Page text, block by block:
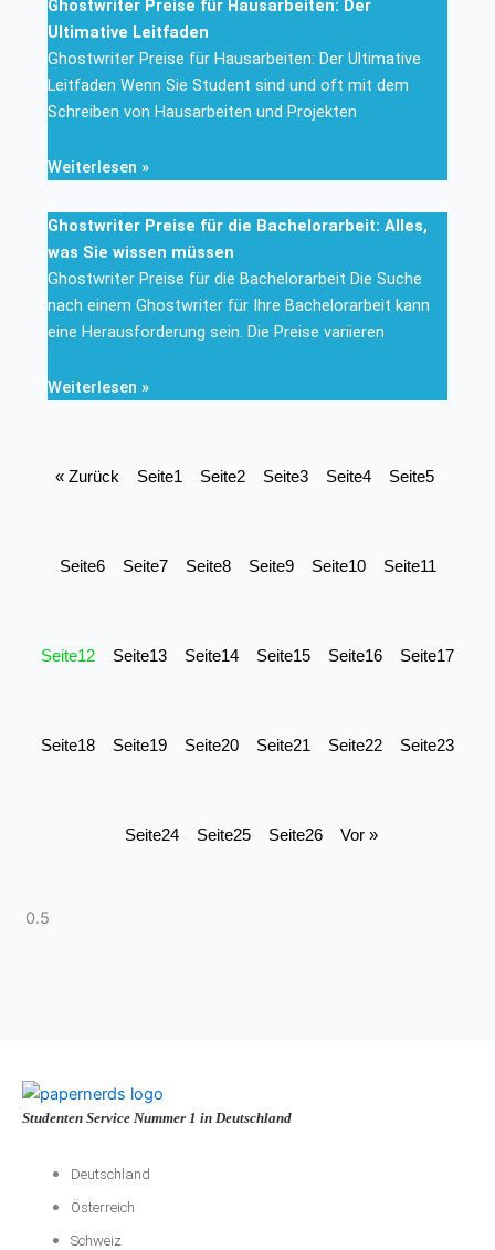
Ghostwriter Preise für Hausarbeiten: Der
Ultimative Leitfaden
Ghostwriter Preise für Hausarbeiten: Der Ultimative
Leitfaden Wenn Sie Student sind und oft mit dem
Schreiben von Hausarbeiten und Projekten
Weiterlesen »
Ghostwriter Preise für die Bachelorarbeit: Alles,
was Sie wissen müssen
Ghostwriter Preise für die Bachelorarbeit Die Suche
nach einem Ghostwriter für Ihre Bachelorarbeit kann
eine Herausforderung sein. Die Preise variieren
Weiterlesen »
« Zurück Seite1 Seite2 Seite3 Seite4 Seite5
Seite6 Seite7 Seite8 Seite9 Seite10 Seite11
Seite12 Seite13 Seite14 Seite15 Seite16 Seite17
Seite18 Seite19 Seite20 Seite21 Seite22 Seite23
Seite24 Seite25 Seite26 Vor »
Studenten Service Nummer 1 in Deutschland
Deutschland
Österreich
Schweiz